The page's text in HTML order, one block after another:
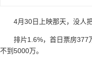
4月30日上映那天，没人
排片1.6%，首日票房377
不到5000万。